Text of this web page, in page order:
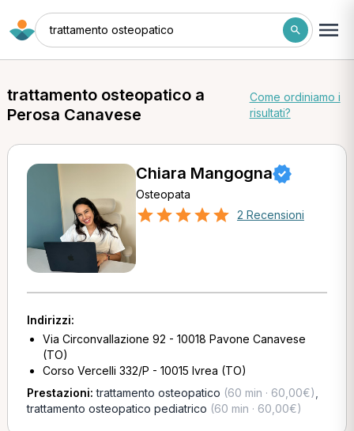
trattamento osteopatico
trattamento osteopatico a
Perosa Canavese
Come ordiniamo i
risultati?
Chiara Mangogna
Osteopata
2 Recensioni
Indirizzi:
Via Circonvallazione 92 - 10018 Pavone Canavese
(TO)
Corso Vercelli 332/P - 10015 Ivrea (TO)
Prestazioni:trattamento osteopatico (60 min · 60,00€)
trattamento osteopatico pediatrico (60 min · 60,00€)